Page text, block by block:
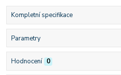
Kompletní specifikace
Parametry
Hodnocení 0